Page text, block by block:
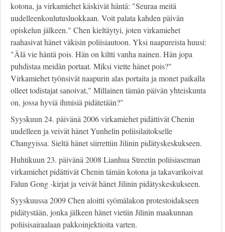
kotona, ja virkamiehet käskivät häntä: "Seuraa meitä
uudelleenkoulutusluokkaan. Voit palata kahden päivän
opiskelun jälkeen." Chen kieltäytyi, joten virkamiehet
raahasivat hänet väkisin poliisiautoon. Yksi naapureista huusi:
"Älä vie häntä pois. Hän on kiltti vanha nainen. Hän jopa
puhdistaa meidän portaat. Miksi viette hänet pois?"
Virkamiehet työnsivät naapurin alas portaita ja monet paikalla
olleet todistajat sanoivat," Millainen tämän päivän yhteiskunta
on, jossa hyviä ihmisiä pidätetään?"
Syyskuun 24. päivänä 2006 virkamiehet pidättivät Chenin
uudelleen ja veivät hänet Yunhelin poliisilaitokselle
Changyissa. Sieltä hänet siirrettiin Jilinin pidätyskeskukseen.
Huhtikuun 23. päivänä 2008 Lianhua Streetin poliisiaseman
virkamiehet pidättivät Chenin tämän kotona ja takavarikoivat
Falun Gong -kirjat ja veivät hänet Jilinin pidätyskeskukseen.
Syyskuussa 2009 Chen aloitti syömälakon protestoidakseen
pidätystään, jonka jälkeen hänet vietiin Jilinin maakunnan
poliisisairaalaan pakkoinjektioita varten.